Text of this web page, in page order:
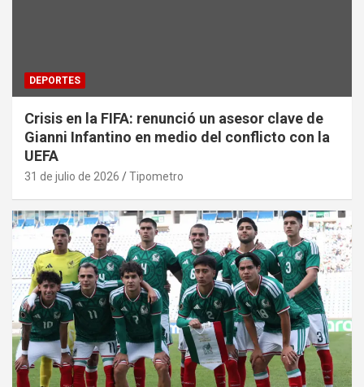
DEPORTES
Crisis en la FIFA: renunció un asesor clave de
Gianni Infantino en medio del conflicto con la
UEFA
31 de julio de 2026 Tipometro